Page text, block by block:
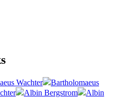
Wachter
Bartholomaeus
Albin Bergstrom
Albin